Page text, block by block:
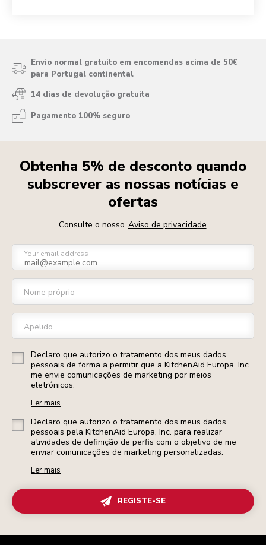
Envio normal gratuito em encomendas acima de 50€
para Portugal continental
14 dias de devolução gratuita
Pagamento 100% seguro
Obtenha 5% de desconto quando
subscrever as nossas notícias e
ofertas
Consulte o nosso Aviso de privacidade
Your email address
Nome próprio
Apelido
Declaro que autorizo o tratamento dos meus dados
pessoais de forma a permitir que a KitchenAid Europa, Inc.
me envie comunicações de marketing por meios
eletrónicos.
Ler mais
Declaro que autorizo o tratamento dos meus dados
pessoais pela KitchenAid Europa, Inc. para realizar
atividades de definição de perfis com o objetivo de me
enviar comunicações de marketing personalizadas.
Ler mais
REGISTE-SE